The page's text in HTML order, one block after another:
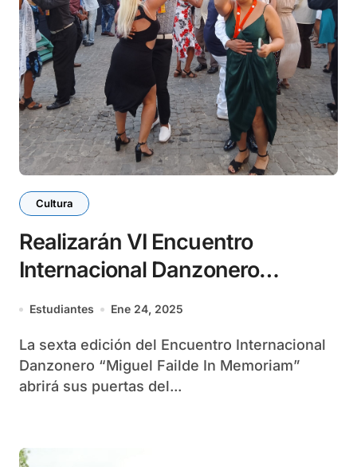
Cultura
Realizarán VI Encuentro
Internacional Danzonero
“Miguel Failde In Memoriam”
Estudiantes Ene 24, 2025
La sexta edición del Encuentro Internacional
Danzonero “Miguel Failde In Memoriam”
abrirá sus puertas del...